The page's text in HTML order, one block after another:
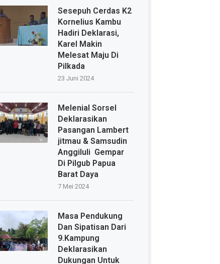
Sesepuh Cerdas K2
Kornelius Kambu
Hadiri Deklarasi,
Karel Makin
Melesat Maju Di
Pilkada
23 Juni 2024
Melenial Sorsel
Deklarasikan
Pasangan Lambert
jitmau & Samsudin
Anggiluli Gempar
Di Pilgub Papua
Barat Daya
7 Mei 2024
Masa Pendukung
Dan Sipatisan Dari
9.Kampung
Deklarasikan
Dukungan Untuk